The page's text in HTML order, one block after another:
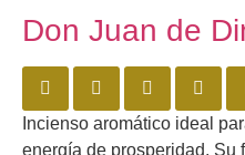
Don Juan de
Incienso aromático ideal
energía de prosperidad. Su